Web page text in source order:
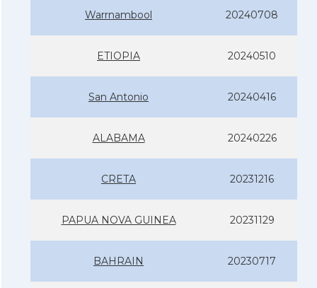
Warrnambool 20240708
ETIOPIA 20240510
San Antonio 20240416
ALABAMA 20240226
CRETA 20231216
PAPUA NOVA GUINEA 20231129
BAHRAIN 20230717